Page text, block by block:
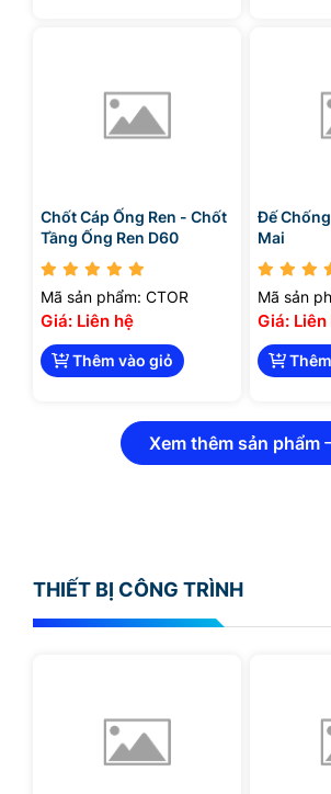
Chốt Cáp Ống Ren - Chốt
Tầng Ống Ren D60
Mã sản phẩm: CTOR
Giá: Liên hệ
Thêm vào giỏ
Đế
Mai
Mã sản
Giá: Liên
Xem thêm sản phẩm
THIẾT BỊ CÔNG TRÌNH